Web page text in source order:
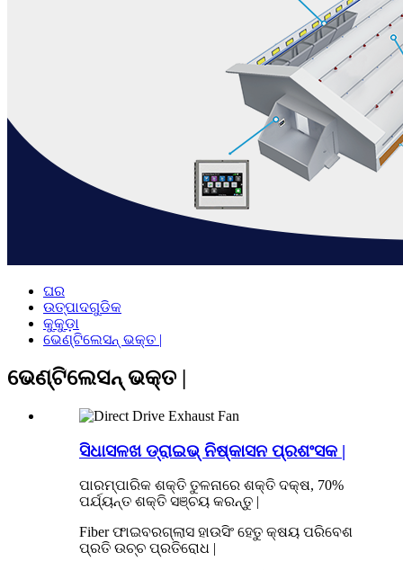
ଘର
ଉତ୍ପାଦଗୁଡିକ
କୁକୁଡ଼ା
ଭେଣ୍ଟିଲେସନ୍ ଭକ୍ତ |
ଭେଣ୍ଟିଲେସନ୍ ଭକ୍ତ |
ସିଧାସଳଖ ଡ୍ରାଇଭ୍ ନିଷ୍କାସନ ପ୍ରଶଂସକ |
ପାରମ୍ପାରିକ ଶକ୍ତି ତୁଳନାରେ ଶକ୍ତି ଦକ୍ଷ, 70%
ପର୍ଯ୍ୟନ୍ତ ଶକ୍ତି ସଞ୍ଚୟ କରନ୍ତୁ |
Fiber ଫାଇବରଗ୍ଲାସ ହାଉସିଂ ହେତୁ କ୍ଷୟ ପରିବେଶ
ପ୍ରତି ଉଚ୍ଚ ପ୍ରତିରୋଧ |